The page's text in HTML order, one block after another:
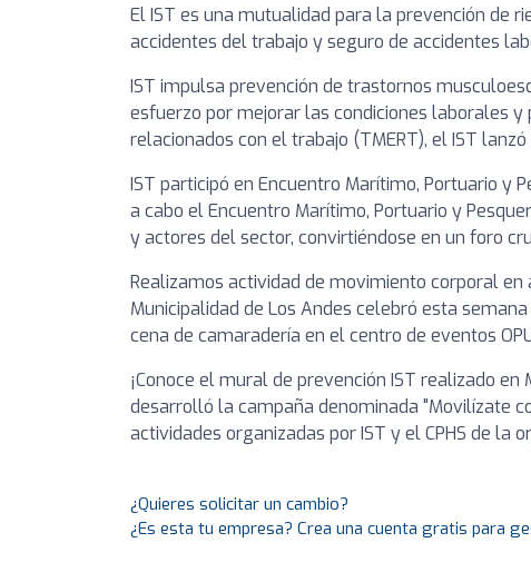
El IST es una mutualidad para la prevención de
accidentes del trabajo y seguro de accidentes
IST impulsa prevención de trastornos
esfuerzo por mejorar las condiciones laborales
relacionados con el trabajo (TMERT), el IST
IST participó en Encuentro Marítimo, Portuario y
a cabo el Encuentro Marítimo, Portuario y
y actores del sector, convirtiéndose en un foro
Realizamos actividad de movimiento corporal en
Municipalidad de Los Andes celebró esta
cena de camaradería en el centro de eventos
¡Conoce el mural de prevención IST realizado
desarrolló la campaña denominada "Movilízate
actividades organizadas por IST y el CPHS de la
¿Quieres solicitar un cambio?
¿Es esta tu empresa? Crea una cuenta gratis para